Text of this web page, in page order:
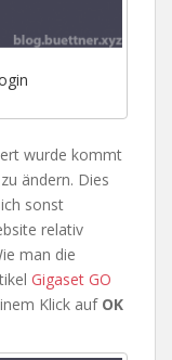
wurde kommt
ändern. Dies
sonst
relativ
man die
Gigaset GO
Klick auf OK